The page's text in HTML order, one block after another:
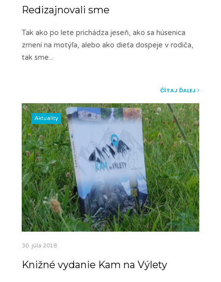
Redizajnovali sme
Tak ako po lete prichádza jeseň, ako sa húsenica
zmení na motýľa, alebo ako dieťa dospeje v rodiča,
tak sme...
ČÍTAJ ĎALEJ
Aktuality
30. júla 2018
Knižné vydanie Kam na Výlety